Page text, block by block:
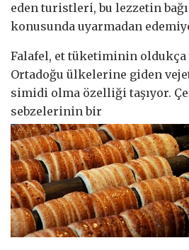
eden turistleri, bu lezzetin
konusunda uyarmadan
Falafel, et tüketiminin oldukça
Ortadoğu ülkelerine giden
simidi olma özelliği taşıyor.
sebzelerinin bir